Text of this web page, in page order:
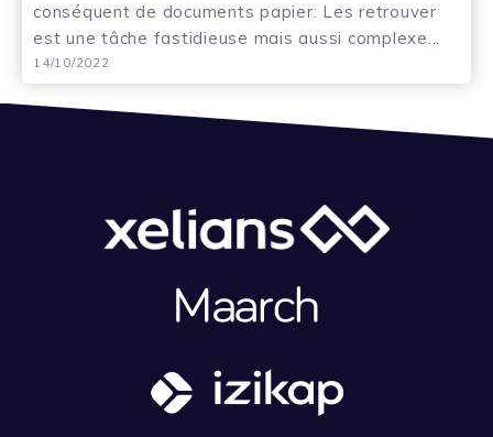
conséquent de documents papier. Les retrouver
est une tâche fastidieuse mais aussi complexe...
14/10/2022